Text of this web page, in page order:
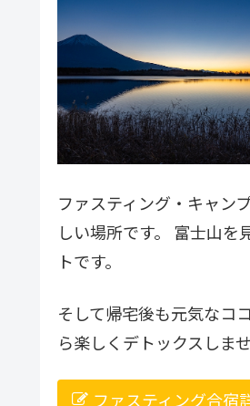
ファスティング・キャン
しい場所です。 富士山
トです。
そして帰宅後も元気なコ
ら楽しくデトックスしま
ファスティング合宿